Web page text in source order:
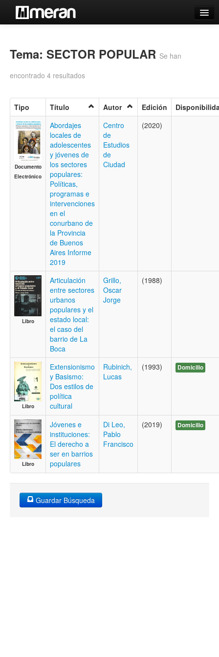
Búsqueda Avanzada
Contacto
Iniciar sesión
Tema: SECTOR POPULAR Se han
encontrado 4 resultados
Tipo Título Autor Edición
Documento
Electrónico
Abordajes
locales de
adolescentes
y jóvenes de
los sectores
populares:
Políticas,
programas e
intervenciones
en el
conurbano de
la Provincia
de Buenos
Aires Informe
2019
Centro
de
Estudios
de
Ciudad
(2020)
Libro
Articulación
entre sectores
urbanos
populares y el
estado local:
el caso del
barrio de La
Boca
Grillo,
Oscar
Jorge
(1988)
Libro
Extensionismo
y Basismo:
Dos estilos de
política
cultural
Rubinich,
Lucas
(1993) Domicilio
Libro
Jóvenes e
instituciones:
El derecho a
ser en barrios
populares
Di Leo,
Pablo
Francisco
(2019) Domicilio
Guardar Búsqueda